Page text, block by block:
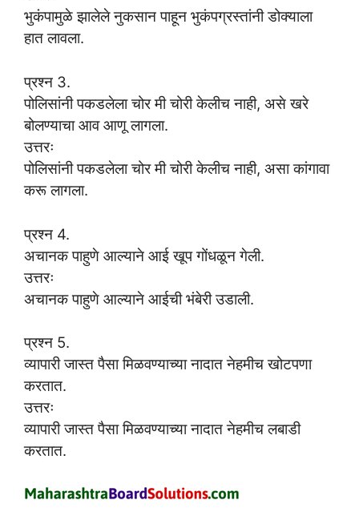
भुकंपामुळे झालेले नुकसान पाहून भुकंपग्रस्तांनी डोक्याला
हात लावला.
प्रश्न 3.
पोलिसांनी पकडलेला चोर मी चोरी केलीच नाही, असे खरे
बोलण्याचा आव आणू लागला.
उत्तरः
पोलिसांनी पकडलेला चोर मी चोरी केलीच नाही, असा कांगावा
करू लागला.
प्रश्न 4.
अचानक पाहुणे आल्याने आई खूप गोंधळून गेली.
उत्तरः
अचानक पाहुणे आल्याने आईची भंबेरी उडाली.
प्रश्न 5.
व्यापारी जास्त पैसा मिळवण्याच्या नादात नेहमीच खोटपणा
करतात.
उत्तरः
व्यापारी जास्त पैसा मिळवण्याच्या नादात नेहमीच लबाडी
करतात.